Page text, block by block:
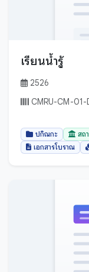
ศรีสะเกษ
สตูล
สมุทรสงค
สระบุรี
สุราษฎร์ธ
สุรินทร์
สุโขทัย
เรียนน้ำรู้
2526
CMRU-CM-
ปกิณกะ
สถ
เอกสารโบราณ